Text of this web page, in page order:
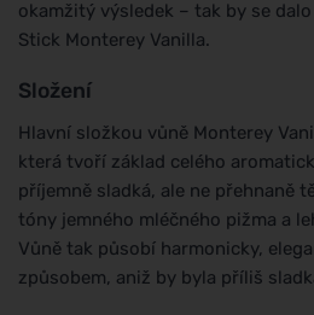
okamžitý výsledek – tak by se
Stick Monterey Vanilla.
Složení
Hlavní složkou vůně Monterey
která tvoří základ celého
příjemně sladká, ale ne přehnaně
tóny jemného mléčného pižma a
Vůně tak působí harmonicky,
způsobem, aniž by byla příliš